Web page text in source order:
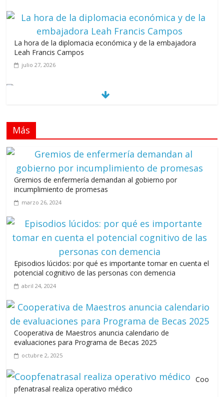
La hora de la diplomacia económica y de la embajadora
Leah Francis Campos
julio 27, 2026
Llevar los Juegos XXV Juegos Centroamericanos
A 67 años de la gesta de Constanza,
Leonel Fernández y la última oportunidad de los políticos de
carrera
agosto 3, 2026
Más
Gremios de enfermería demandan al gobierno por
incumplimiento de promesas
marzo 26, 2024
Episodios lúcidos: por qué es importante tomar en cuenta el
potencial cognitivo de las personas con demencia
abril 24, 2024
Cooperativa de Maestros anuncia calendario de
evaluaciones para Programa de Becas 2025
octubre 2, 2025
Coo
pfenatrasal realiza operativo médico